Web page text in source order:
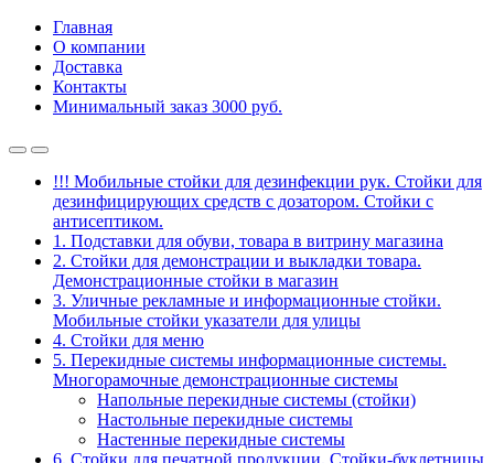
Главная
О компании
Доставка
Контакты
Минимальный заказ 3000 руб.
!!! Мобильные стойки для дезинфекции рук. Стойки для
дезинфицирующих средств с дозатором. Стойки с
антисептиком.
1. Подставки для обуви, товара в витрину магазина
2. Стойки для демонстрации и выкладки товара.
Демонстрационные стойки в магазин
3. Уличные рекламные и информационные стойки.
Мобильные стойки указатели для улицы
4. Стойки для меню
5. Перекидные системы информационные системы.
Многорамочные демонстрационные системы
Напольные перекидные системы (стойки)
Настольные перекидные системы
Настенные перекидные системы
6. Стойки для печатной продукции. Стойки-буклетницы